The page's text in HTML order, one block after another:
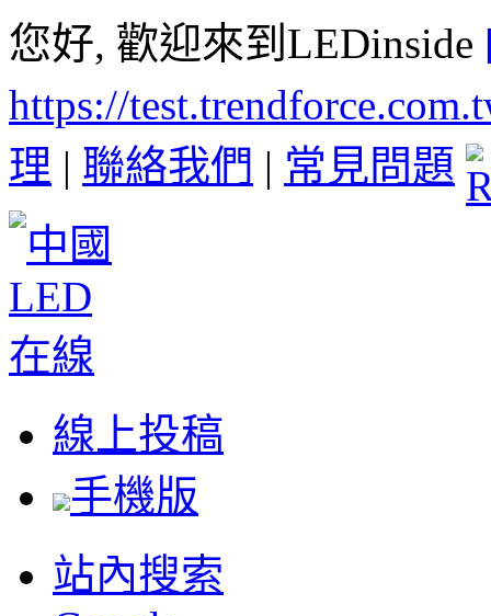
您好, 歡迎來到LEDinside
https://
理 | 聯絡我們 | 常見問題
線上投稿
手機版
站內搜索